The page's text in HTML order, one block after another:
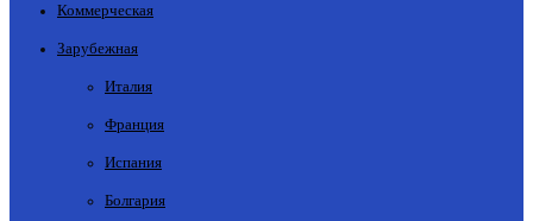
Коммерческая
Зарубежная
Италия
Франция
Испания
Болгария